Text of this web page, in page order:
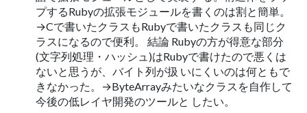
プするRubyの拡張モジュールを書くのは割と簡単。
→Cで書いたクラスもRubyで書いたクラスも同じク
ラスになるので便利。 結論 Rubyの方が得意な部分
(文字列処理・ハッシュ)はRubyで書けたので悪くは
ないと思うが、バイト列が扱 いにくいのは何ともで
きなかった。→ByteArrayみたいなクラスを自作して
今後の低レイヤ開発のツールと したい。